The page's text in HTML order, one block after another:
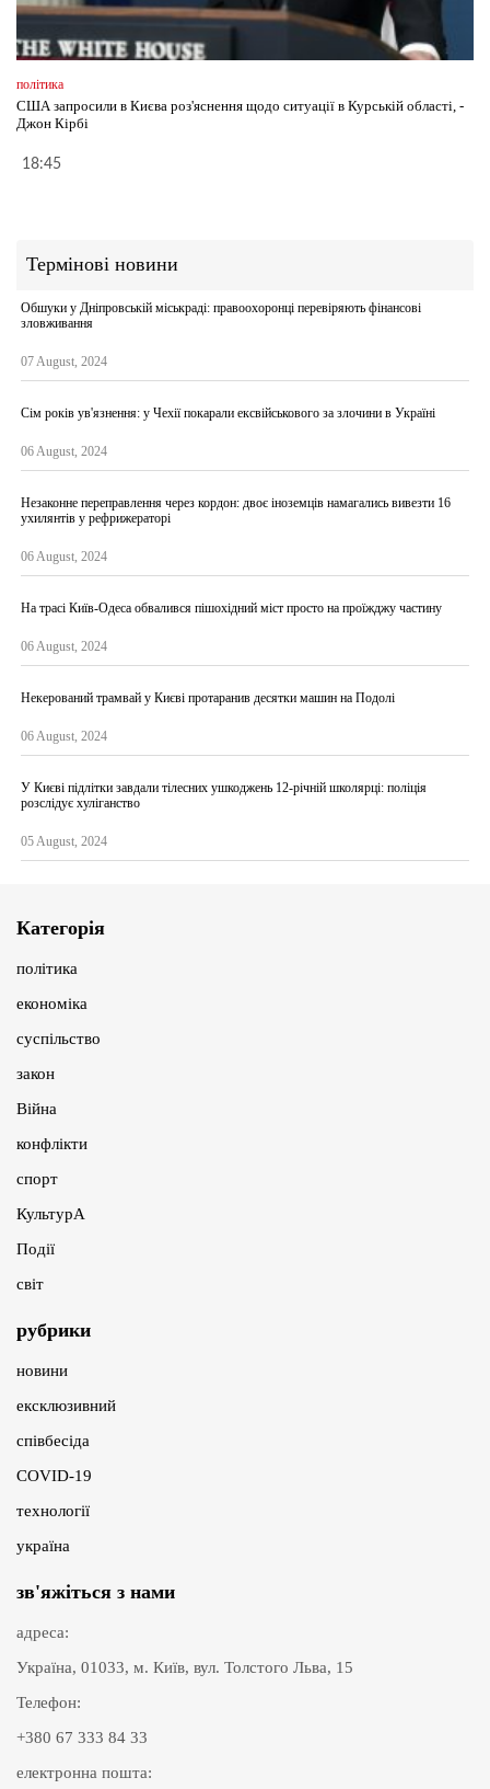
політика
США запросили в Києва роз'яснення щодо ситуації в Курській області, -
Джон Кірбі
18:45
Термінові новини
Обшуки у Дніпровській міськраді: правоохоронці перевіряють фінансові
зловживання
07 August, 2024
Сім років ув'язнення: у Чехії покарали ексвійськового за злочини в Україні
06 August, 2024
Незаконне переправлення через кордон: двоє іноземців намагались вивезти 16
ухилянтів у рефрижераторі
06 August, 2024
На трасі Київ-Одеса обвалився пішохідний міст просто на проїжджу частину
06 August, 2024
Некерований трамвай у Києві протаранив десятки машин на Подолі
06 August, 2024
У Києві підлітки завдали тілесних ушкоджень 12-річній школярці: поліція
розслідує хуліганство
05 August, 2024
Категорія
політика
економіка
суспільство
закон
Війна
конфлікти
спорт
КультурА
Події
світ
рубрики
новини
ексклюзивний
співбесіда
COVID-19
технології
україна
зв'яжіться з нами
адреса:
Україна, 01033, м. Київ, вул. Толстого Льва, 15
Телефон:
+380 67 333 84 33
електронна пошта: